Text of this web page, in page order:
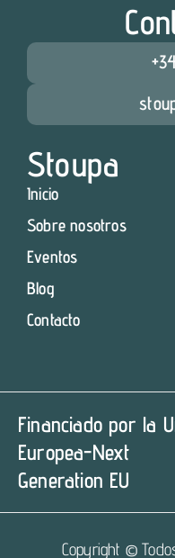
Stoupa
Inicio
Sobre nosotros
Eventos
Blog
Contacto
Financiado por la
Europea-Next
Generation EU
Copyright ©